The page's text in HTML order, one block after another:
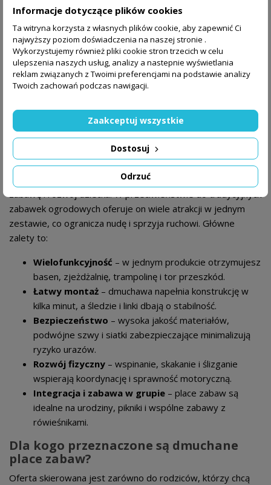
ścianek wspinaczkowych dla małych odkrywców,
koszy i tarcz do rzucania, które łączą sport z dobrą
zabawą,
mini boiskdo siatkówki czy piłki nożnej.
Dzięki takiej różnorodności każdy dmuchaniec staje się
siebie – od maluchów po starsze pociechy, które potrzebują
większych wyzwań.
Dlaczego warto wybrać dmuchany plac
zabaw?
Wybór dmuchanego placu zabaw to inwestycja w aktywną
zabawę i rozwój dziecka. W przeciwieństwie do tradycyjnych
zabawek ogrodowych oferuje on wiele atrakcji w jednym
zestawie, co ogranicza nudę i sprzyja ruchowi. Główne
zalety to:
Wielofunkcyjność – w jednym produkcie otrzymujesz
basen, zjeżdżalnię, trampolinę i tor przeszkód.
Łatwy montaż – dmuchawa napełnia konstrukcję w
kilka minut, a śledzie i linki dbają o stabilność.
Bezpieczeństwo – wysoka jakość materiałów,
podwójne szwy i siatki zabezpieczające minimalizują
ryzyko urazów.
Rozwój fizyczny – wspinanie, skakanie i ślizganie
wspierają koordynację i sprawność motoryczną.
Integracja i zabawa w grupie – place zabaw są
idealne na urodziny, pikniki i wspólne zabawy z
rówieśnikami.
Dla kogo przeznaczone są dmuchane
place zabaw?
Oferta skierowana jest zarówno do rodziców, którzy chcą
Informacje dotyczące plików cookies
Ta witryna korzysta z własnych plików cookie, aby zapewnić Ci
najwyższy poziom doświadczenia na naszej stronie .
Wykorzystujemy również pliki cookie stron trzecich w celu
ulepszenia naszych usług, analizy a nastepnie wyświetlania
reklam związanych z Twoimi preferencjami na podstawie analizy
Twoich zachowań podczas nawigacji.
Odrzuć
Dostosuj
Zaakceptuj wszystkie